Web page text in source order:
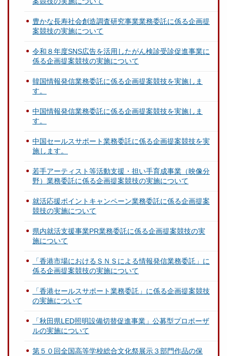
豊かな長寿社会創造調査研究事業業務委託に係る企画提
案競技の実施について
令和８年度SNS広告を活用したがん検診受診促進事業に
係る企画提案競技の実施について
韓国情報発信業務委託に係る企画提案競技を実施しま
す。
中国情報発信業務委託に係る企画提案競技を実施しま
す。
中国セールスサポート業務委託に係る企画提案競技を実
施します。
若手アーティスト等活動支援・担い手育成事業（映像分
野）業務委託に係る企画提案競技の実施について
就活応援ポイントキャンペーン業務委託に係る企画提案
競技の実施について
県内就活支援事業PR業務委託に係る企画提案競技の実
施について
「香港市場におけるＳＮＳによる情報発信業務委託」に
係る企画提案競技の実施について
「香港セールスサポート業務委託」に係る企画提案競技
の実施について
「秋田県LED照明設備切替促進事業」公募型プロポーザ
ルの実施について
第５０回全国高等学校総合文化祭展示３部門作品の保